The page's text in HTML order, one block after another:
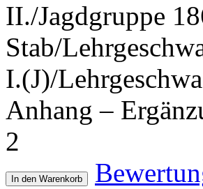
II./Jagdgruppe
Stab/
I.(J)/
Anhang –
2
In den Warenkorb